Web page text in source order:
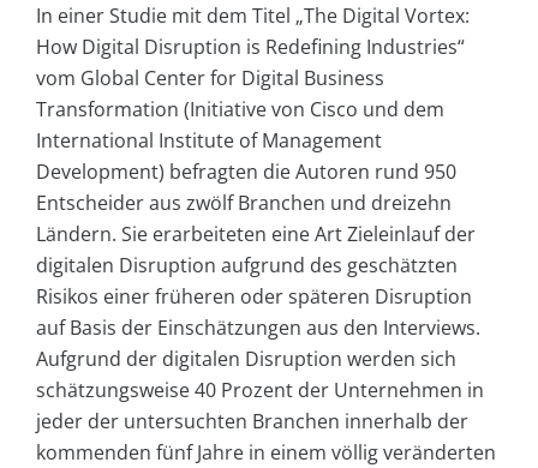
In einer Studie mit dem Titel „The Digital Vortex:
How Digital Disruption is Redefining Industries“
vom Global Center for Digital Business
Transformation (Initiative von Cisco und dem
International Institute of Management
Development) befragten die Autoren rund 950
Entscheider aus zwölf Branchen und dreizehn
Ländern. Sie erarbeiteten eine Art Zieleinlauf der
digitalen Disruption aufgrund des geschätzten
Risikos einer früheren oder späteren Disruption
auf Basis der Einschätzungen aus den Interviews.
Aufgrund der digitalen Disruption werden sich
schätzungsweise 40 Prozent der Unternehmen in
jeder der untersuchten Branchen innerhalb der
kommenden fünf Jahre in einem völlig veränderten